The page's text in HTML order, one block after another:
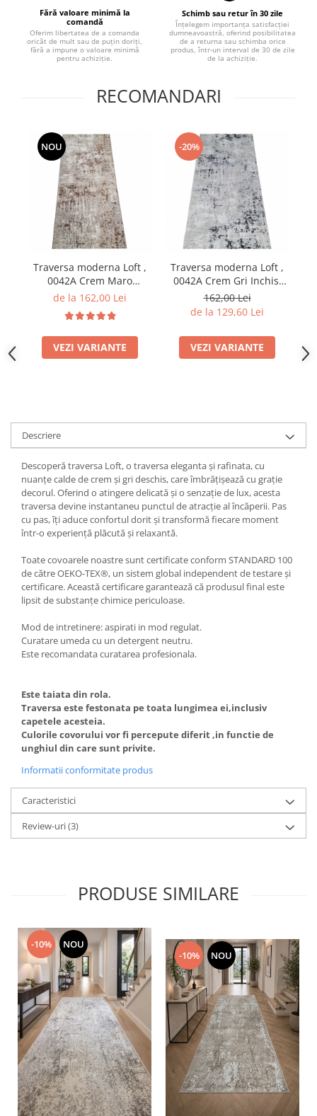
Fără valoare minimă la
comandă
Oferim libertatea de a comanda
oricât de mult sau de puțin doriți,
fără a impune o valoare minimă
pentru achiziție.
Schimb sau retur în 30 zile
Înțelegem importanța satisfacției
dumneavoastră, oferind posibilitatea
de a returna sau schimba orice
produs, într-un interval de 30 de zile
de la achiziție.
RECOMANDARI
NOU
Traversa moderna Loft ,
0042A Crem Maro
Deschis
de la 162,00 Lei
VEZI VARIANTE
-20%
Traversa moderna Loft ,
0042A Crem Gri Inchis,
K.Gri, Living, Dormitor,
Hol, 80 x 150 cm
162,00 Lei
de la 129,60 Lei
VEZI VARIANTE
Descriere
Descoperă traversa Loft, o traversa eleganta și rafinata, cu
nuanțe calde de crem și gri deschis, care îmbrățișează cu grație
decorul. Oferind o atingere delicată și o senzație de lux, acesta
traversa devine instantaneu punctul de atracție al încăperii. Pas
cu pas, îți aduce confortul dorit și transformă fiecare moment
într-o experiență plăcută și relaxantă.
Toate covoarele noastre sunt certificate conform STANDARD 100
de către OEKO-TEX®, un sistem global independent de testare și
certificare. Această certificare garantează că produsul final este
lipsit de substanțe chimice periculoase.
Mod de intretinere: aspirati in mod regulat.
Curatare umeda cu un detergent neutru.
Este recomandata curatarea profesionala.
Este taiata din rola.
Traversa este festonata pe toata lungimea ei,inclusiv
capetele acesteia.
Culorile covorului vor fi percepute diferit ,in functie de
unghiul din care sunt privite.
Informatii conformitate produs
Caracteristici
Review-uri(3)
PRODUSE SIMILARE
-10% NOU
-10% NOU